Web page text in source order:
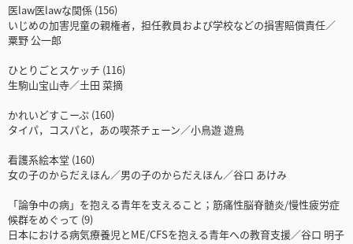
医law医lawな関係 (156)
いじめの加害児童の親権者，担任教員および学校などの損害賠償責任／
粟野 公一郎
ひとりごとスケッチ (116)
生駒山宝山寺／土田 菜摘
かれいどすこーぷ (160)
タイパ，コスパと，あの喫茶チェーン／小鳥遊 遊鳥
看護系絵本堂 (160)
女の子のからだえほん／男の子のからだえほん／谷口 あけみ
「論争中の病」を抱える青年を支えること；筋痛性脳脊髄炎/慢性疲労症
候群をめぐって (9)
日本における病気療養児とME/CFSを抱える青年への教育支援／谷口 明子